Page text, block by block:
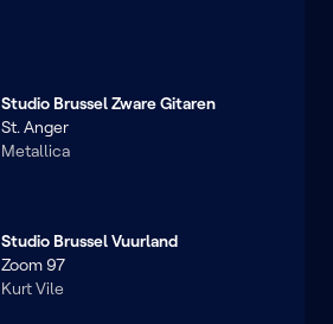
Studio Brussel Zware Gitaren
St. Anger
Metallica
Studio Brussel Vuurland
Zoom 97
Kurt Vile